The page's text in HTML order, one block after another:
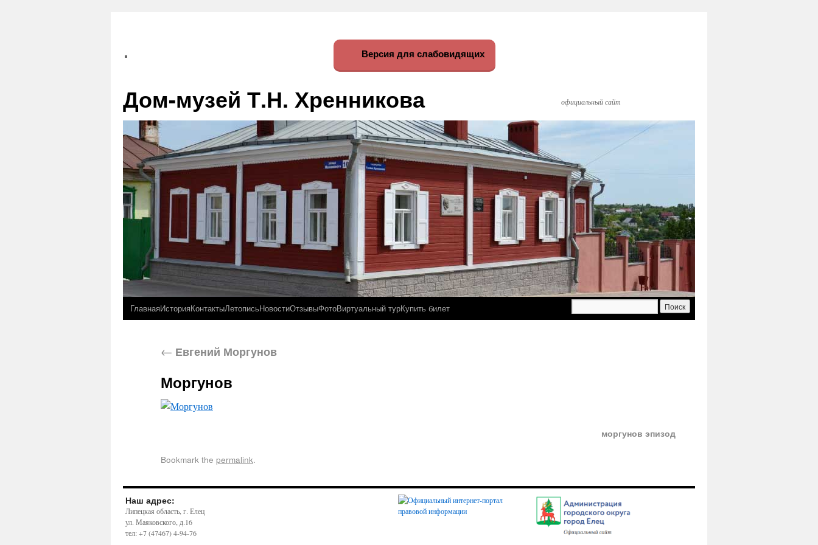
Версия для слабовидящих
Дом-музей Т.Н. Хренникова официальный сайт
ГлавнаяИсторияКонтактыЛетописьНовостиОтзывыФотоВиртуальный турКупить билет
← Евгений Моргунов
Моргунов
моргунов эпизод
Bookmark the permalink.
Наш адрес:
Липецкая область, г. Елец
ул. Маяковского, д.16
тел: +7 (47467) 4-94-76